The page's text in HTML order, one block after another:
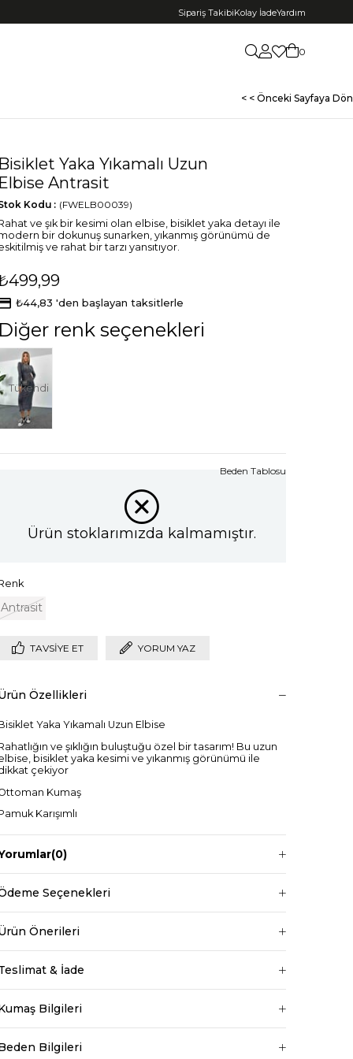
Sipariş TakibiKolay İadeYardım
0
< < Önceki Sayfaya Dön
Bisiklet Yaka Yıkamalı Uzun
Elbise Antrasit
(FWELB00039)
Kodu
ve şık bir kesimi olan elbise, bisiklet yaka detayı ile
bir dokunuş sunarken, yıkanmış görünümü de
ve rahat bir tarzı yansıtıyor.
₺44,83 'den başlayan taksitlerle
Diğer renk seçenekleri
Tükendi
Ürün stoklarımızda kalmamıştır.
Antrasit
Beden Tablosu
TAVSIYE ET YORUM YAZ
Özellikleri
Yaka Yıkamalı Uzun Elbise
ve şıklığın buluştuğu özel bir tasarım! Bu uzun
bisiklet yaka kesimi ve yıkanmış görünümü ile
çekiyor
Kumaş
Karışımlı
KALİTE
Yaka
Boylu
ölçüleri ise;
Mankenimiz S beden giymiştir
Bel 66 cm
(0)
Seçenekleri
Önerileri
& İade
Bilgileri
Bilgileri